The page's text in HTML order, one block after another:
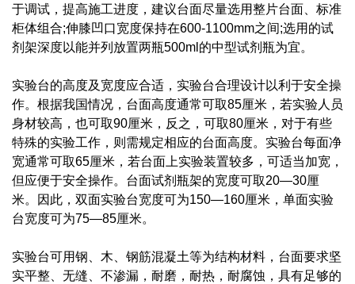
于调试，提高施工进度，建议台面尽量选用整片台面、标准
柜体组合;伸膝凹口宽度保持在600-1100mm之间;选用的试
剂架深度以能并列放置两瓶500ml的中型试剂瓶为宜。
实验台的高度及宽度应合适，实验台合理设计以利于安全操
作。根据我国情况，台面高度通常可取85厘米，若实验人员
身材较高，也可取90厘米，反之，可取80厘米，对于有些
特殊的实验工作，则需规定相应的台面高度。实验台每面净
宽通常可取65厘米，若台面上实验装置较多，可适当加宽，
但应便于安全操作。台面试剂瓶架的宽度可取20—30厘
米。因此，双面实验台宽度可为150—160厘米，单面实验
台宽度可为75—85厘米。
实验台可用钢、木、钢筋混凝土等为结构材料，台面要求坚
实平整、无缝、不渗漏，耐磨，耐热，耐腐蚀，具有足够的